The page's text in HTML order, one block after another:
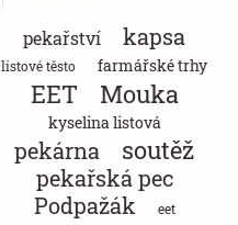
pekařství kapsa
listové těsto farmářské trhy
EET Mouka
kyselina listová
pekárna soutěž
pekařská pec
Podpažák
eet